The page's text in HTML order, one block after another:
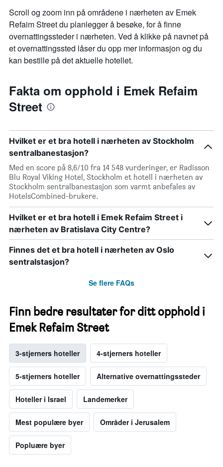
Scroll og zoom inn på områdene i nærheten av Emek
Refaim Street du planlegger å besøke, for å finne
overnattingssteder i nærheten. Ved å klikke på navnet på
et overnattingssted låser du opp mer informasjon og du
kan bestille på det aktuelle hotellet.
Fakta om opphold i Emek Refaim
Street
Hvilket er et bra hotell i nærheten av Stockholm
sentralbanestasjon?
Med en score på 8,6/10 fra 14 548 vurderinger, er Radisson
Blu Royal Viking Hotel, Stockholm et hotell i nærheten av
Stockholm sentralbanestasjon som varmt anbefales av
HotelsCombined-brukere.
Hvilket er et bra hotell i Emek Refaim Street i
nærheten av Bratislava City Centre?
Finnes det et bra hotell i nærheten av Oslo
sentralstasjon?
Se flere FAQs
Finn bedre resultater for ditt opphold i
Emek Refaim Street
3-stjerners hoteller 4-stjerners hoteller
5-stjerners hoteller Alternative overnattingssteder
Hoteller i Israel Landemerker
Mest populære byer Områder i Jerusalem
Popluære byer